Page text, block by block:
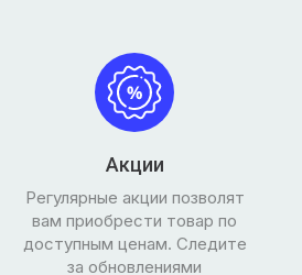
Акции
Регулярные акции позволят
вам приобрести товар по
доступным ценам. Следите
за обновлениями